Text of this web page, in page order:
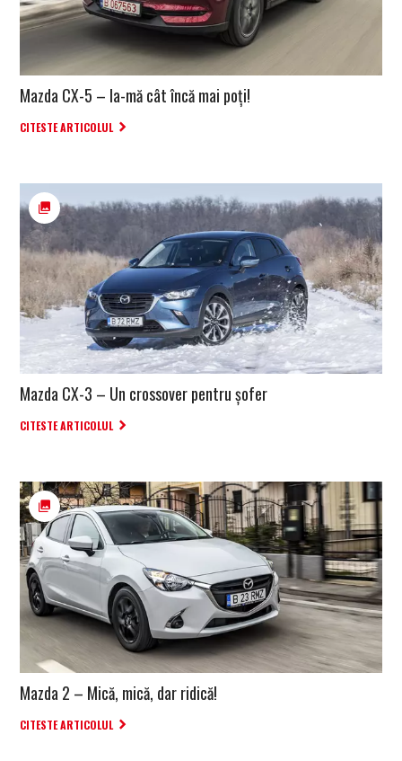
Mazda CX-5 – Ia-mă cât încă mai poți!
CITESTE ARTICOLUL
Mazda CX-3 – Un crossover pentru șofer
CITESTE ARTICOLUL
Mazda 2 – Mică, mică, dar ridică!
CITESTE ARTICOLUL